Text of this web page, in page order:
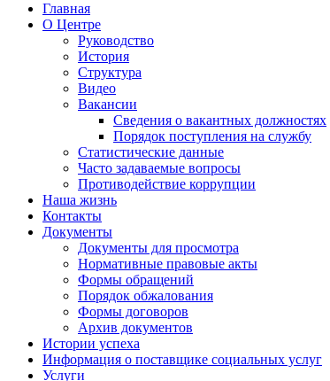
Главная
О Центре
Руководство
История
Структура
Видео
Вакансии
Сведения о вакантных должностях
Порядок поступления на службу
Статистические данные
Часто задаваемые вопросы
Противодействие коррупции
Наша жизнь
Контакты
Документы
Документы для просмотра
Нормативные правовые акты
Формы обращений
Порядок обжалования
Формы договоров
Архив документов
Истории успеха
Информация о поставщике социальных услуг
Услуги